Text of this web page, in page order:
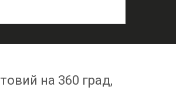
на 360 град,